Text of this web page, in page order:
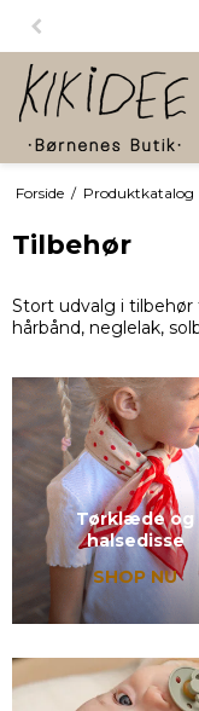
Forside / Produktkatalog
Tilbehør
Stort udvalg i tilbehør
hårbånd, neglelak,
Tørklæde og
halsedisse
SHOP NU